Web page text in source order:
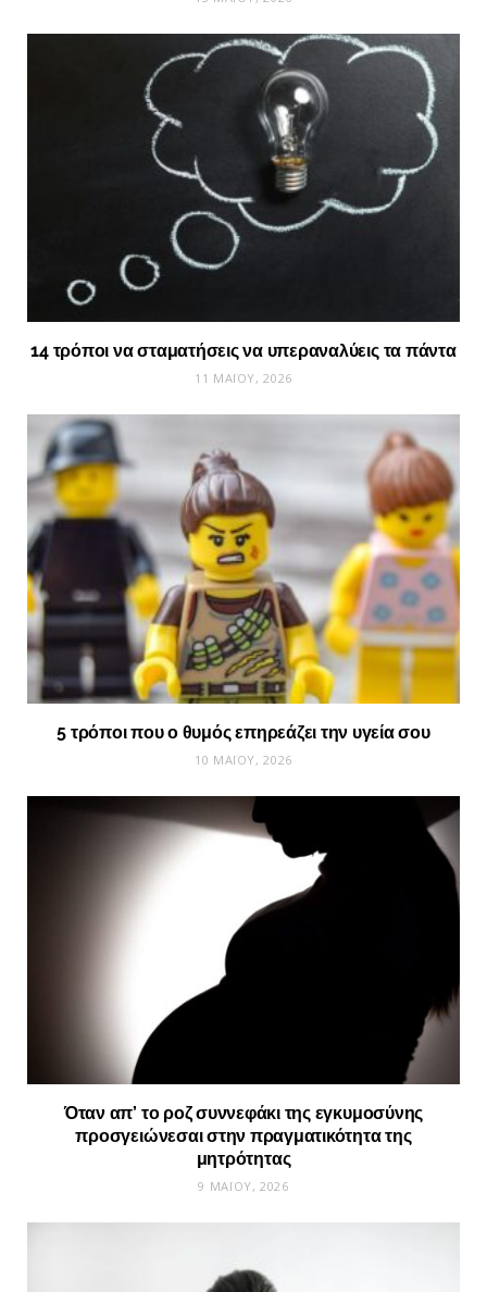
14 τρόποι να σταματήσεις να υπεραναλύεις τα πάντα
11 ΜΑΪ́ΟΥ, 2026
5 τρόποι που ο θυμός επηρεάζει την υγεία σου
10 ΜΑΪ́ΟΥ, 2026
Όταν απ’ το ροζ συννεφάκι της εγκυμοσύνης
προσγειώνεσαι στην πραγματικότητα της
μητρότητας
9 ΜΑΪ́ΟΥ, 2026